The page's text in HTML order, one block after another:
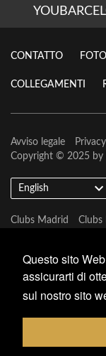
Questo sito
assicurarti di
sul nostro sito
CONTATTO
COLLEGAMENTI
Avviso legale
Copyright © 2025 by
English
Clubs Madrid Clubs